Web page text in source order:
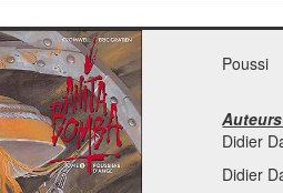
Poussi
Didier
Didier